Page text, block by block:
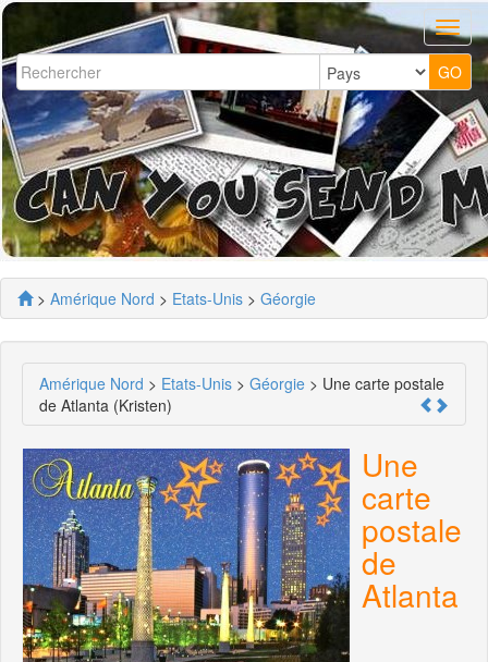
> Amérique Nord > Etats-Unis > Géorgie
Amérique Nord > Etats-Unis > Géorgie > Une carte postale
de Atlanta (Kristen)
Une
carte
postale
de
Atlanta